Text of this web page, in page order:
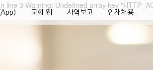
3 Warning: Undefined array key
교회 웹 사역보고 인재채용